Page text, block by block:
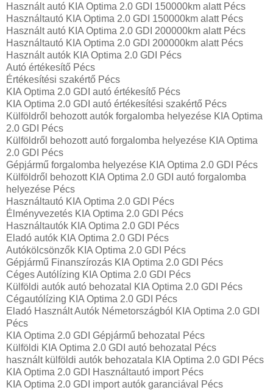
Használt autó‎ KIA Optima 2.0 GDI 150000km alatt Pécs
Használtautó‎ KIA Optima 2.0 GDI 150000km alatt Pécs
Használt autó‎ KIA Optima 2.0 GDI 200000km alatt Pécs
Használtautó‎ KIA Optima 2.0 GDI 200000km alatt Pécs
Használt autó‎k KIA Optima 2.0 GDI Pécs
Autó értékesítő Pécs
Értékesítési szakértő Pécs
KIA Optima 2.0 GDI autó értékesítő Pécs
KIA Optima 2.0 GDI autó értékesítési szakértő Pécs
Külföldről behozott autók forgalomba helyezése KIA Optima
2.0 GDI Pécs
Külföldről behozott autó forgalomba helyezése KIA Optima
2.0 GDI Pécs
Gépjármű forgalomba helyezése KIA Optima 2.0 GDI Pécs
Külföldről behozott KIA Optima 2.0 GDI autó forgalomba
helyezése Pécs
Használtautó‎ KIA Optima 2.0 GDI Pécs
Élményvezetés KIA Optima 2.0 GDI Pécs
Használtautó‎k KIA Optima 2.0 GDI Pécs
Eladó autók KIA Optima 2.0 GDI Pécs
Autókölcsönzők KIA Optima 2.0 GDI Pécs
Gépjármű Finanszírozás KIA Optima 2.0 GDI Pécs
Céges Autólízing KIA Optima 2.0 GDI Pécs
Külföldi autók‎ autó behozatal KIA Optima 2.0 GDI Pécs
Cégautólízing KIA Optima 2.0 GDI Pécs
Eladó Használt Autók Németországból KIA Optima 2.0 GDI
Pécs
KIA Optima 2.0 GDI Gépjármű behozatal Pécs
Külföldi KIA Optima 2.0 GDI autó behozatal Pécs
használt külföldi autók behozatala KIA Optima 2.0 GDI Pécs
KIA Optima 2.0 GDI Használtautó import Pécs
KIA Optima 2.0 GDI import autók garanciával Pécs